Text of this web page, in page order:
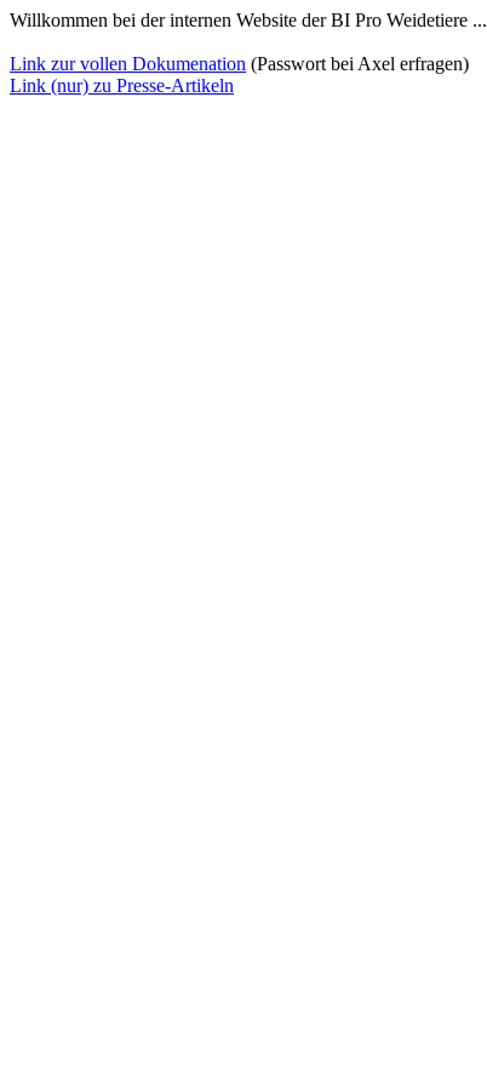
Willkommen bei der internen Website der BI Pro Weidetiere ...
Link zur vollen Dokumenation (Passwort bei Axel erfragen)
Link (nur) zu Presse-Artikeln